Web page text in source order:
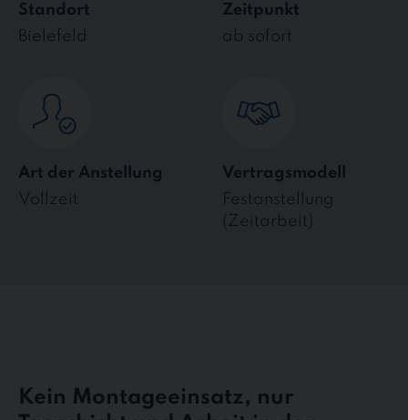
Standort
Bielefeld
Zeitpunkt
ab sofort
Art der Anstellung
Vollzeit
Vertragsmodell
Festanstellung
(Zeitarbeit)
Kein Montageeinsatz, nur